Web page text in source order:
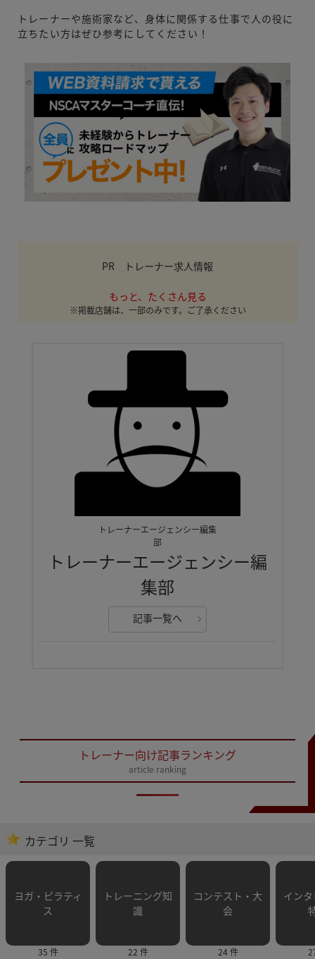
トレーナーや施術家など、身体に関係する仕事で人の役に
立ちたい方はぜひ参考にしてください！
PR トレーナー求人情報
もっと、たくさん見る
※掲載店舗は、一部のみです。ご了承ください
トレーナーエージェンシー編集
部
トレーナーエージェンシー編
集部
記事一覧へ
トレーナー向け記事ランキング
article ranking
カテゴリ 一覧
ヨガ・ピラティ
ス
35 件
トレーニング知
識
22 件
コンテスト・大
会
24 件
イン